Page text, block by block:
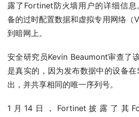
露了Fortinet防火墙用户的详细信
备的过时配置数据和虚拟专用网络（
到暗网上。
安全研究员Kevin Beaumont审查了
是真实的，因为发布数据中的设备
出，并共享相同的唯一序列号。
1月14日，Fortinet披露了其